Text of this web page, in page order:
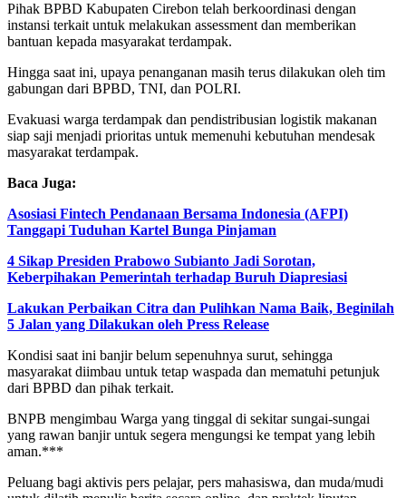
Pihak BPBD Kabupaten Cirebon telah berkoordinasi dengan
instansi terkait untuk melakukan assessment dan memberikan
bantuan kepada masyarakat terdampak.
Hingga saat ini, upaya penanganan masih terus dilakukan oleh tim
gabungan dari BPBD, TNI, dan POLRI.
Evakuasi warga terdampak dan pendistribusian logistik makanan
siap saji menjadi prioritas untuk memenuhi kebutuhan mendesak
masyarakat terdampak.
Baca Juga:
Asosiasi Fintech Pendanaan Bersama Indonesia (AFPI)
Tanggapi Tuduhan Kartel Bunga Pinjaman
4 Sikap Presiden Prabowo Subianto Jadi Sorotan,
Keberpihakan Pemerintah terhadap Buruh Diapresiasi
Lakukan Perbaikan Citra dan Pulihkan Nama Baik, Beginilah
5 Jalan yang Dilakukan oleh Press Release
Kondisi saat ini banjir belum sepenuhnya surut, sehingga
masyarakat diimbau untuk tetap waspada dan mematuhi petunjuk
dari BPBD dan pihak terkait.
BNPB mengimbau Warga yang tinggal di sekitar sungai-sungai
yang rawan banjir untuk segera mengungsi ke tempat yang lebih
aman.***
Peluang bagi aktivis pers pelajar, pers mahasiswa, dan muda/mudi